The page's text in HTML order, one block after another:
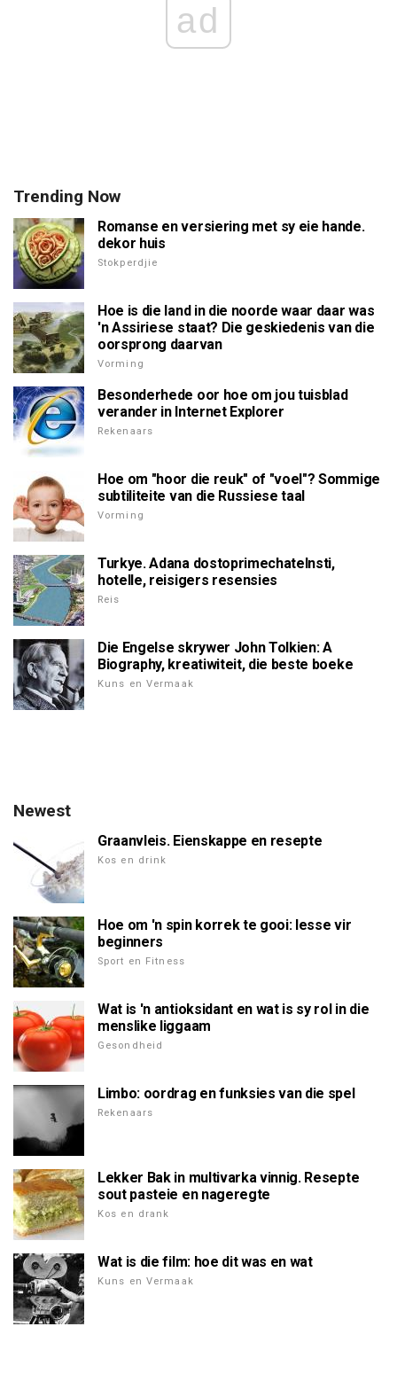
ad
Trending Now
Romanse en versiering met sy eie hande.
dekor huis
Stokperdjie
Hoe is die land in die noorde waar daar was
'n Assiriese staat? Die geskiedenis van die
oorsprong daarvan
Vorming
Besonderhede oor hoe om jou tuisblad
verander in Internet Explorer
Rekenaars
Hoe om "hoor die reuk" of "voel"? Sommige
subtiliteite van die Russiese taal
Vorming
Turkye. Adana dostoprimechatelnsti,
hotelle, reisigers resensies
Reis
Die Engelse skrywer John Tolkien: A
Biography, kreatiwiteit, die beste boeke
Kuns en Vermaak
Newest
Graanvleis. Eienskappe en resepte
Kos en drink
Hoe om 'n spin korrek te gooi: lesse vir
beginners
Sport en Fitness
Wat is 'n antioksidant en wat is sy rol in die
menslike liggaam
Gesondheid
Limbo: oordrag en funksies van die spel
Rekenaars
Lekker Bak in multivarka vinnig. Resepte
sout pasteie en nageregte
Kos en drank
Wat is die film: hoe dit was en wat
Kuns en Vermaak